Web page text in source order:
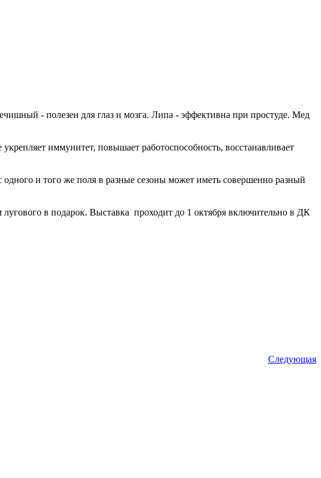
- полезен для глаз и мозга. Липа - эффективна при простуде. Мед
иммунитет, повышает работоспособность, восстанавливает
и того же поля в разные сезоны может иметь совершенно разный
в подарок. Выставка проходит до 1 октября включительно в ДК
Следующая